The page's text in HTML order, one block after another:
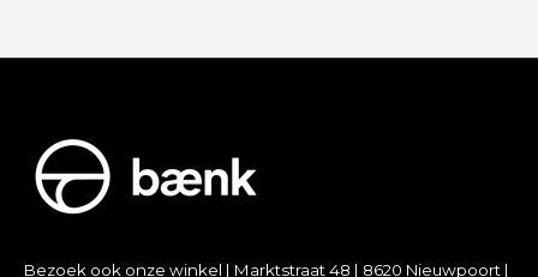
Bezoek ook onze winkel | Marktstraat 48 | 8620 Nieuwpoort |